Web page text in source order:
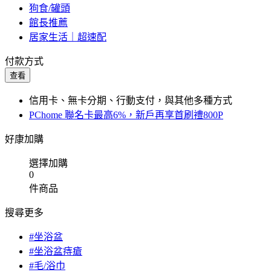
狗食/罐頭
館長推薦
居家生活｜超速配
付款方式
查看
信用卡、無卡分期、行動支付，與其他多種方式
PChome 聯名卡最高6%，新戶再享首刷禮800P
好康加購
選擇加購
0
件商品
搜尋更多
#坐浴盆
#坐浴盆痔瘡
#毛/浴巾